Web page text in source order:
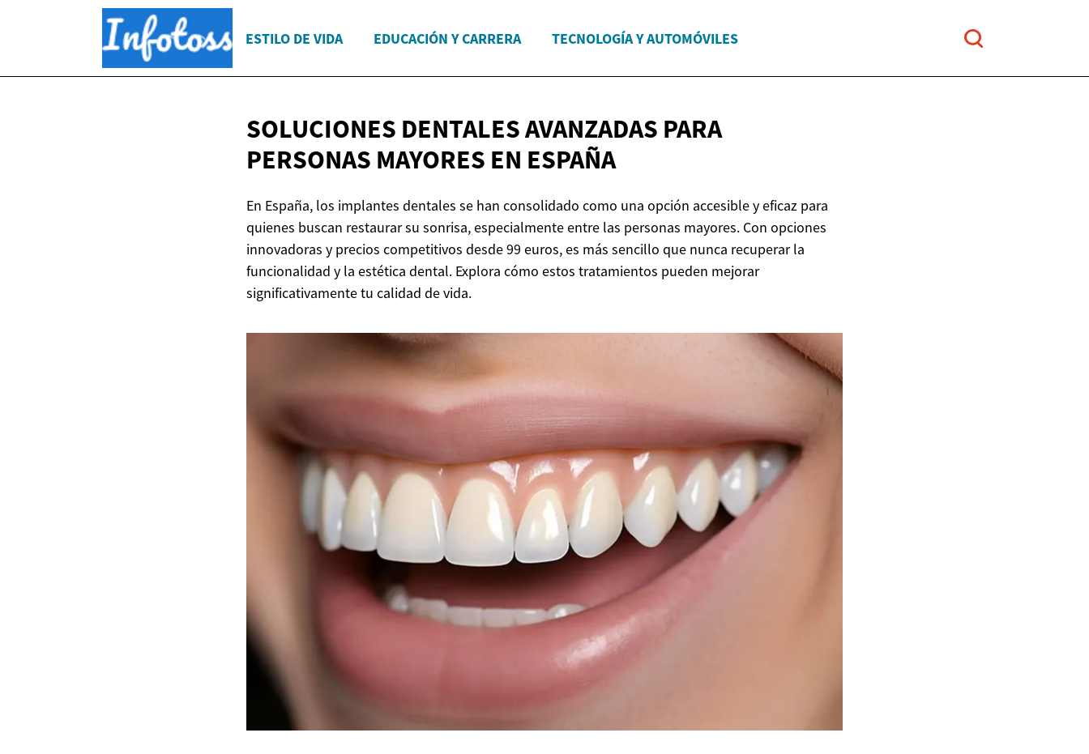
ESTILO DE VIDA EDUCACIÓN Y CARRERA TECNOLOGÍA Y AUTOMÓVILES
SOLUCIONES DENTALES AVANZADAS PARA
PERSONAS MAYORES EN ESPAÑA
En España, los implantes dentales se han consolidado como una opción accesible y eficaz para
quienes buscan restaurar su sonrisa, especialmente entre las personas mayores. Con opciones
innovadoras y precios competitivos desde 99 euros, es más sencillo que nunca recuperar la
funcionalidad y la estética dental. Explora cómo estos tratamientos pueden mejorar
significativamente tu calidad de vida.